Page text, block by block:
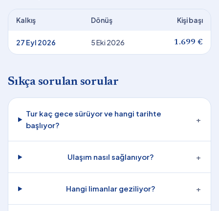
Kalkış Dönüş Kişi başı
27 Eyl 2026 5 Eki 2026 1.699 €
Sıkça sorulan sorular
Tur kaç gece sürüyor ve hangi tarihte
başlıyor?
+
Ulaşım nasıl sağlanıyor? +
Hangi limanlar geziliyor? +